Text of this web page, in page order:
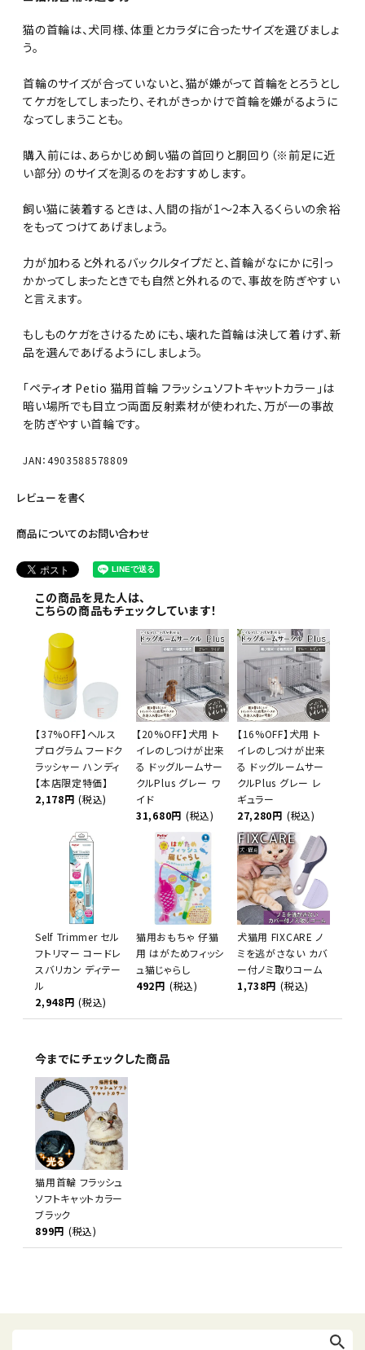
猫の首輪は、犬同様、体重とカラダに合ったサイズを選びましょ
う。
首輪のサイズが合っていないと、猫が嫌がって首輪をとろうとし
てケガをしてしまったり、それがきっかけで首輪を嫌がるように
なってしまうことも。
購入前には、あらかじめ飼い猫の首回りと胴回り（※前足に近
い部分）のサイズを測るのをおすすめします。
飼い猫に装着するときは、人間の指が1～2本入るくらいの余裕
をもってつけてあげましょう。
力が加わると外れるバックルタイプだと、首輪がなにかに引っ
かかってしまったときでも自然と外れるので、事故を防ぎやすい
と言えます。
もしものケガをさけるためにも、壊れた首輪は決して着けず、新
品を選んであげるようにしましょう。
「ペティオ Petio 猫用首輪 フラッシュソフトキャットカラー」は
暗い場所でも目立つ両面反射素材が使われた、万が一の事故
を防ぎやすい首輪です。
JAN：4903588578809
レビューを書く
商品についてのお問い合わせ
この商品を見た人は、
こちらの商品もチェックしています！
【37%OFF】ヘルス
プログラム フードク
ラッシャー ハンディ
【本店限定特価】
2,178円 (税込)
【20%OFF】犬用 ト
イレのしつけが出来
る ドッグルームサー
クルPlus グレー ワ
イド
31,680円 (税込)
【16%OFF】犬用 ト
イレのしつけが出来
る ドッグルームサー
クルPlus グレー レ
ギュラー
27,280円 (税込)
Self Trimmer セル
フトリマー コードレ
スバリカン ディテー
ル
2,948円 (税込)
猫用おもちゃ 仔猫
用 はがためフィッシ
ュ猫じゃらし
492円 (税込)
犬猫用 FIXCARE ノ
ミを逃がさない カバ
ー付ノミ取りコーム
1,738円 (税込)
今までにチェックした商品
猫用首輪 フラッシュ
ソフトキャットカラー
ブラック
899円 (税込)